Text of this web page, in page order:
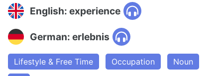
English: experience
German: erlebnis
Lifestyle & Free Time Occupation
Noun